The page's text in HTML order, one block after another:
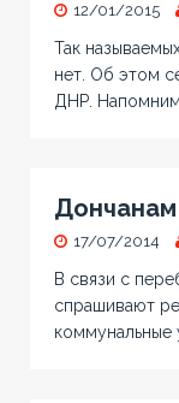
12/01/2015
Так
нет. Об этом
ДНР.
Дончанам
17/07/2014
В связи с
спрашивают
коммунальные